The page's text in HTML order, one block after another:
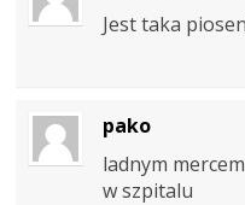
Jest taka
pako
ladnym
w szpitalu